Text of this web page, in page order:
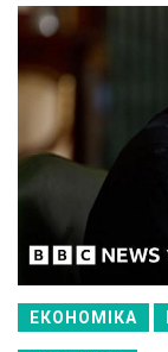
ЕКОНОМІКА